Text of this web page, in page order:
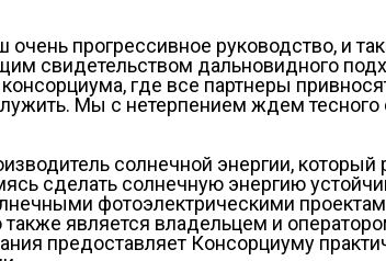
прогрессивное руководство, и
свидетельством дальновидного
где все партнеры
Мы с нетерпением ждем
солнечной энергии, который
сделать солнечную энергию
фотоэлектрическими
является владельцем и
предоставляет Консорциуму